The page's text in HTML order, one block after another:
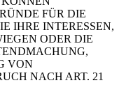
FÜR DIE
IHRE INTERESSEN,
ODER DIE
VON
NACH ART. 21